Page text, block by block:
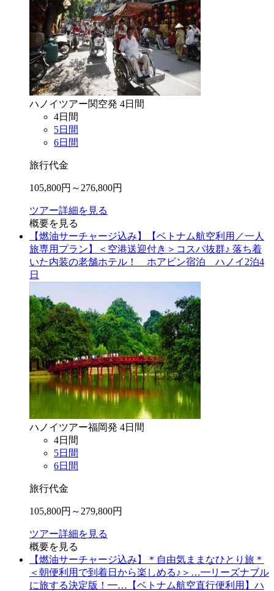
ハノイ ツアー関空発 4日間
4日間
5日間
6日間
旅行代金
105,800円～ 276,800円
ツアー詳細を見る
概要を見る
【燃油サーチャージ込み】【ベトナム航空利用／一人
旅専用プラン】＜空港送迎付き＞コスパ抜群♪ 落ち着
いた内装の老舗ホテル！ ホアビン宿泊 ハノイ2泊4
日
ハノイ ツアー福岡発 4日間
4日間
5日間
6日間
旅行代金
105,800円～ 279,800円
ツアー詳細を見る
概要を見る
【燃油サーチャージ込み】＊自由気ままなひとり旅＊
＜朝便利用で到着日から楽しめる♪＞…━リーズナブル
に旅する決定版！━…【ベトナム航空直行便利用】ハ